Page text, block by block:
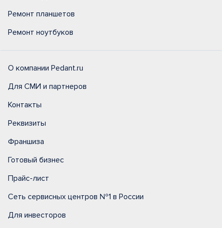
Ремонт планшетов
Ремонт ноутбуков
О компании Pedant.ru
Для СМИ и партнеров
Контакты
Реквизиты
Франшиза
Готовый бизнес
Прайс-лист
Сеть сервисных центров №1 в России
Для инвесторов